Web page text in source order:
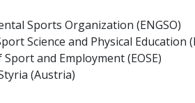
Sports Organization (ENGSO)
Science and Physical Education
and Employment (EOSE)
(Austria)